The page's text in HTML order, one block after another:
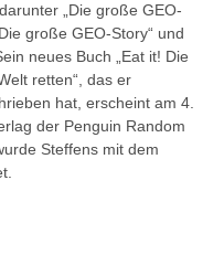
„Die große GEO-
große GEO-Story“ und
neues Buch „Eat it! Die
retten“, das er
hat, erscheint am 4.
der Penguin Random
Steffens mit dem